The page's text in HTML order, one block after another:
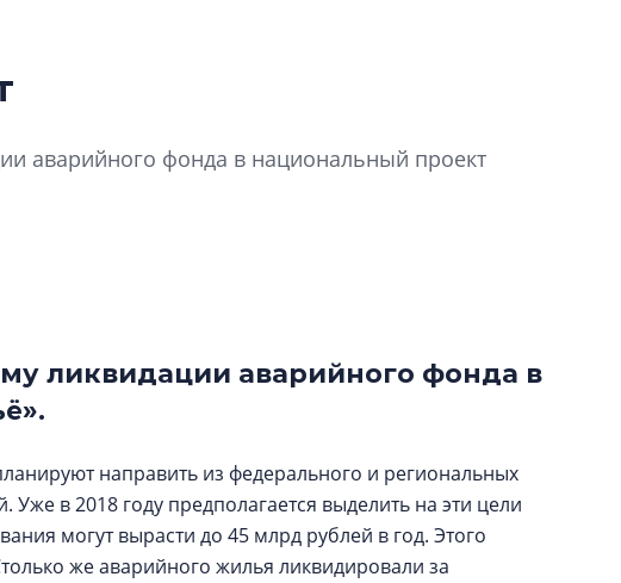
аварийного фонда в национальный проект
ликвидации аварийного фонда в
направить из федерального и региональных
в 2018 году предполагается выделить на эти цели
могут вырасти до 45 млрд рублей в год. Этого
же аварийного жилья ликвидировали за
визуальной чистоте»
Александр
используем опыт
О потенциале «серого
культуре рассказывает
гендиректор STAVNI
Свинолобов